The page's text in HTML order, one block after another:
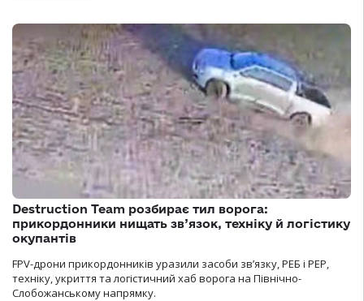
Destruction Team розбирає тил ворога:
прикордонники нищать зв’язок, техніку й логістику
окупантів
FPV-дрони прикордонників уразили засоби зв’язку, РЕБ і РЕР,
техніку, укриття та логістичний хаб ворога на Північно-
Слобожанському напрямку.